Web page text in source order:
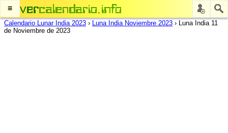
≡
Calendario Lunar India 2023 › Luna India Noviembre 2023 › Luna India 11
de Noviembre de 2023